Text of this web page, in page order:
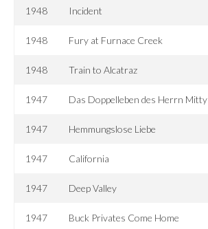
1948 Incident
1948 Fury at Furnace Creek
1948 Train to Alcatraz
1947 Das Doppelleben des Herrn Mitty
1947 Hemmungslose Liebe
1947 California
1947 Deep Valley
1947 Buck Privates Come Home